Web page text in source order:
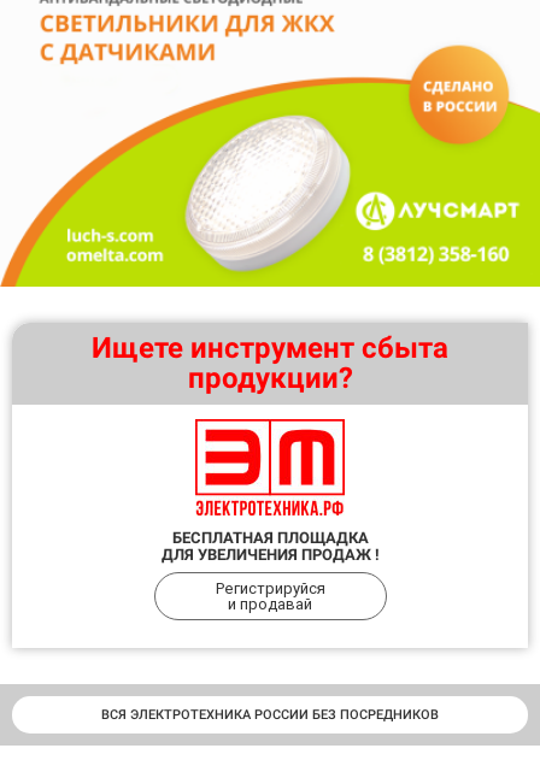
Ищете инструмент сбыта
продукции?
БЕСПЛАТНАЯ ПЛОЩАДКА
ДЛЯ УВЕЛИЧЕНИЯ ПРОДАЖ !
Регистрируйся
и продавай
ВСЯ ЭЛЕКТРОТЕХНИКА РОССИИ БЕЗ ПОСРЕДНИКОВ